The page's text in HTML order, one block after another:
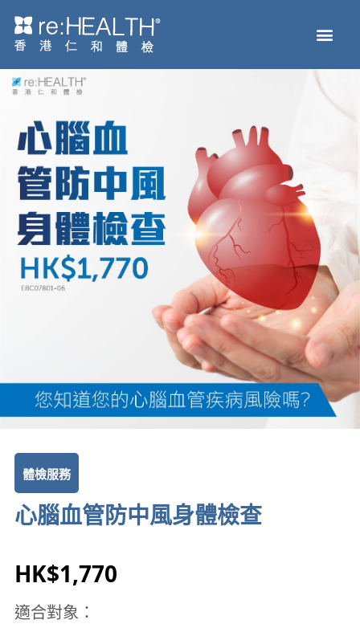
體檢服務
心腦血管防中風身體檢查
HK$1,770
適合對象：